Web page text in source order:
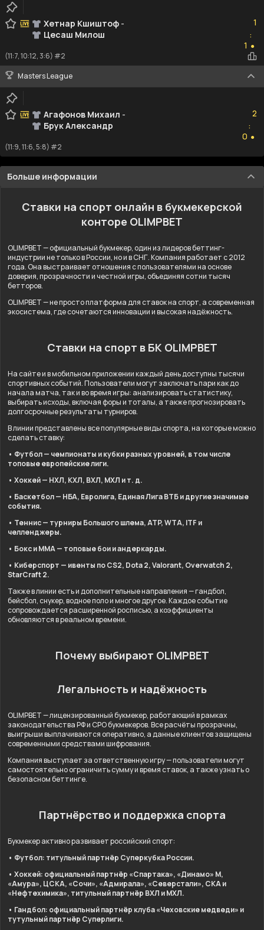
Хетнар Кшиштоф -
Цесаш Милош
1
:
1 ●
(11:7, 10:12, 3:6) #2
Masters League
Агафонов Михаил -
Брук Александр
2
:
0 ●
(11:9, 11:6, 5:8) #2
Больше информации
Ставки на спорт онлайн в букмекерской
конторе OLIMPBET
OLIMPBET — официальный букмекер, один из лидеров беттинг-
индустрии не только в России, но и в СНГ. Компания работает с 2012
года. Она выстраивает отношения с пользователями на основе
доверия, прозрачности и честной игры, объединяя сотни тысяч
бетторов.
OLIMPBET — не просто платформа для ставок на спорт, а современная
экосистема, где сочетаются инновации и высокая надёжность.
Ставки на спорт в БК OLIMPBET
На сайте и в мобильном приложении каждый день доступны тысячи
спортивных событий. Пользователи могут заключать пари как до
начала матча, так и во время игры: анализировать статистику,
выбирать исходы, включая форы и тоталы, а также прогнозировать
долгосрочные результаты турниров.
В линии представлены все популярные виды спорта, на которые можно
сделать ставку:
• Футбол — чемпионаты и кубки разных уровней, в том числе
топовые европейские лиги.
• Хоккей — НХЛ, КХЛ, ВХЛ, МХЛ и т. д.
• Баскетбол — НБА, Евролига, Единая Лига ВТБ и другие значимые
события.
• Теннис — турниры Большого шлема, ATP, WTA, ITF и
челленджеры.
• Бокс и ММА — топовые бои и андеркарды.
• Киберспорт — ивенты по CS2, Dota 2, Valorant, Overwatch 2,
StarCraft 2.
Также в линии есть и дополнительные направления — гандбол,
бейсбол, снукер, водное поло и многое другое. Каждое событие
сопровождается расширенной росписью, а коэффициенты
обновляются в реальном времени.
Почему выбирают OLIMPBET
Легальность и надёжность
OLIMPBET — лицензированный букмекер, работающий в рамках
законодательства РФ и СРО букмекеров. Все расчёты прозрачны,
выигрыши выплачиваются оперативно, а данные клиентов защищены
современными средствами шифрования.
Компания выступает за ответственную игру — пользователи могут
самостоятельно ограничить сумму и время ставок, а также узнать о
безопасном беттинге.
Партнёрство и поддержка спорта
Букмекер активно развивает российский спорт:
• Футбол: титульный партнёр Суперкубка России.
• Хоккей: официальный партнёр «Спартака», «Динамо» М,
«Амура», ЦСКА, «Сочи», «Адмирала», «Северстали», СКА и
«Нефтехимика», титульный партнёр ВХЛ и МХЛ.
• Гандбол: официальный партнёр клуба «Чеховские медведи» и
тутульный партнёр Суперлиги.